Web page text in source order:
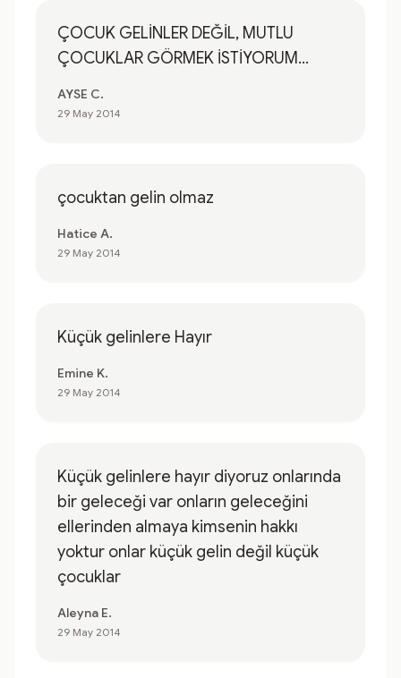
ÇOCUK GELİNLER DEĞİL, MUTLU
ÇOCUKLAR GÖRMEK İSTİYORUM...
AYSE C.
29 May 2014
çocuktan gelin olmaz
Hatice A.
29 May 2014
Küçük gelinlere Hayır
Emine K.
29 May 2014
Küçük gelinlere hayır diyoruz onlarında
bir geleceği var onların geleceğini
ellerinden almaya kimsenin hakkı
yoktur onlar küçük gelin değil küçük
çocuklar
Aleyna E.
29 May 2014